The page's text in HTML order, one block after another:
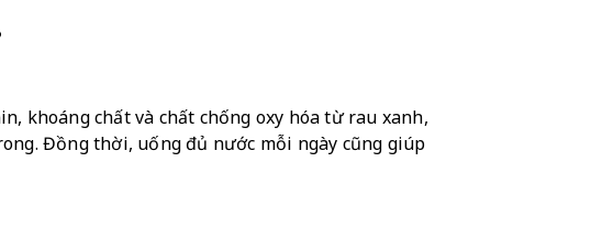
khoáng chất và chất chống oxy hóa từ rau xanh,
Đồng thời, uống đủ nước mỗi ngày cũng giúp